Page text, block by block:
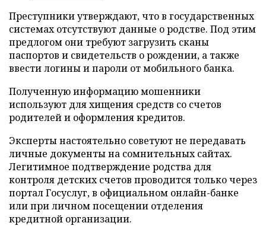
Преступники утверждают, что в государственных
системах отсутствуют данные о родстве. Под этим
предлогом они требуют загрузить сканы
паспортов и свидетельств о рождении, а также
ввести логины и пароли от мобильного банка.
Полученную информацию мошенники
используют для хищения средств со счетов
родителей и оформления кредитов.
Эксперты настоятельно советуют не передавать
личные документы на сомнительных сайтах.
Легитимное подтверждение родства для
контроля детских счетов проводится только через
портал Госуслуг, в официальном онлайн-банке
или при личном посещении отделения
кредитной организации.